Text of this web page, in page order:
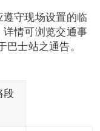
守现场设置的临
情可浏览交通事
士站之通告。
段